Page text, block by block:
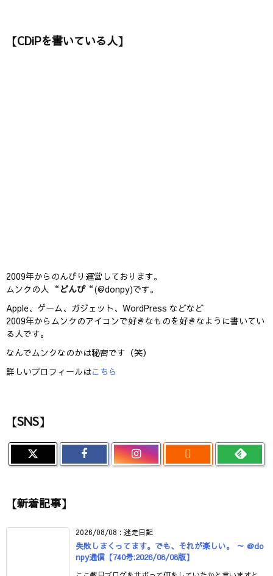
【CDiPを書いている人】
2009年からのんびり運営しております。
ムンクの人 “ どんぴ“(@donpy)です。
Apple、ゲーム、ガジェット、WordPress などなど
2009年からムンクのアイコンで好きなものを好きなように書いてい
る人です。
なんでムンクなのかは秘密です（笑）
詳しいプロフィールはこちら
【SNS】

【新着記事】
2026/08/08 : 迷走日記
失敗しまくってます。でも、それが楽しい。 ～ @do
npy通信【740号:2026/08/08版】